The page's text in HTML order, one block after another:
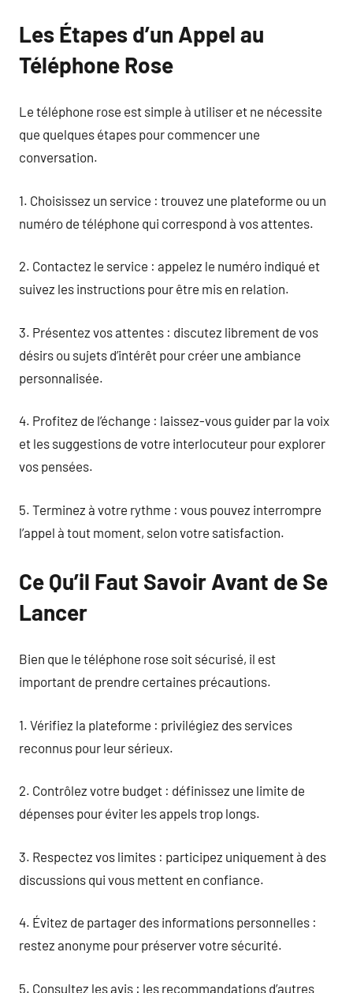
Les Étapes d’un Appel au
Téléphone Rose
Le téléphone rose est simple à utiliser et ne nécessite
que quelques étapes pour commencer une
conversation.
1. Choisissez un service : trouvez une plateforme ou un
numéro de téléphone qui correspond à vos attentes.
2. Contactez le service : appelez le numéro indiqué et
suivez les instructions pour être mis en relation.
3. Présentez vos attentes : discutez librement de vos
désirs ou sujets d’intérêt pour créer une ambiance
personnalisée.
4. Profitez de l’échange : laissez-vous guider par la voix
et les suggestions de votre interlocuteur pour explorer
vos pensées.
5. Terminez à votre rythme : vous pouvez interrompre
l’appel à tout moment, selon votre satisfaction.
Ce Qu’il Faut Savoir Avant de Se
Lancer
Bien que le téléphone rose soit sécurisé, il est
important de prendre certaines précautions.
1. Vérifiez la plateforme : privilégiez des services
reconnus pour leur sérieux.
2. Contrôlez votre budget : définissez une limite de
dépenses pour éviter les appels trop longs.
3. Respectez vos limites : participez uniquement à des
discussions qui vous mettent en confiance.
4. Évitez de partager des informations personnelles :
restez anonyme pour préserver votre sécurité.
5. Consultez les avis : les recommandations d’autres